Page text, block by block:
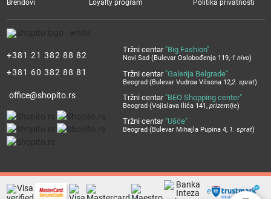
+381 21 382 88 82
+381 60 382 88 81
office@shopito.rs
Tržni centar "Big Fashion"
Novi Sad (Bulevar Oslobođenja 119,-1 nivo)
Tržni centar "Galerija Belgrade"
Beograd (Bulevar Vudroa Vilsona 12,2. sprat)
Tržni centar "BEO Shopping center"
Beograd (Vojislava Ilića 141, prizemlje)
Tržni centar "Ušće"
Beograd (Bulevar Mihajla Pupina 4, 1. sprat)
Brendovi
Loyalty program
Politika privatnosti